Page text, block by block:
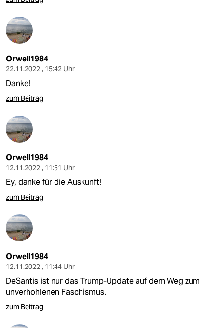
Orwell1984
22.11.2022 , 15:42 Uhr
Danke!
zum Beitrag
Orwell1984
12.11.2022 , 11:51 Uhr
Ey, danke für die Auskunft!
zum Beitrag
Orwell1984
12.11.2022 , 11:44 Uhr
DeSantis ist nur das Trump-Update auf dem Weg zum
unverhohlenen Faschismus.
zum Beitrag